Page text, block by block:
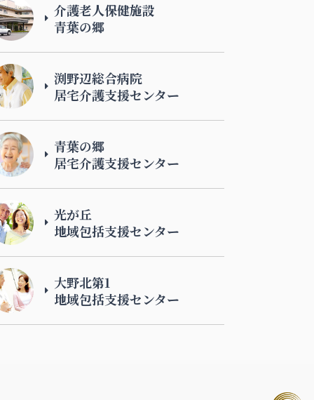
介護老人保健施設
青葉の郷
渕野辺総合病院
居宅介護支援センター
青葉の郷
居宅介護支援センター
光が丘
地域包括支援センター
大野北第1
地域包括支援センター